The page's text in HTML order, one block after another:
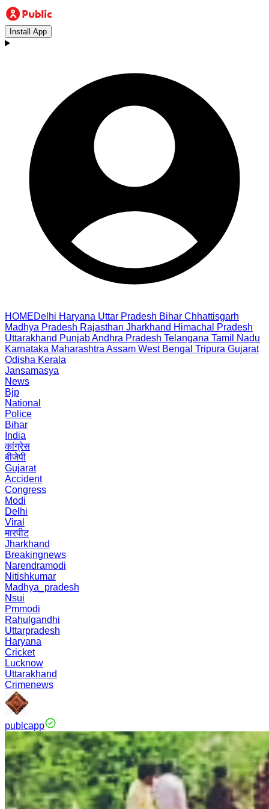
Install App
HOMEDelhi Haryana Uttar Pradesh Bihar Chhattisgarh
Madhya Pradesh Rajasthan Jharkhand Himachal Pradesh
Uttarakhand PunjabAndhra Pradesh Telangana Tamil Nadu
Karnataka Maharashtra Assam West Bengal Tripura Gujarat
Odisha Kerala
Jansamasya
News
Bjp
National
Police
Bihar
India
कांग्रेस
बीजेपी
Gujarat
Accident
Congress
Modi
Delhi
Viral
मारपीट
Jharkhand
Breakingnews
Narendramodi
Nitishkumar
Madhya_pradesh
Nsui
Pmmodi
Rahulgandhi
Uttarpradesh
Haryana
Cricket
Lucknow
Uttarakhand
Crimenews
publcapp